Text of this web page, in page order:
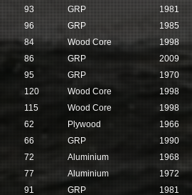
93 GRP 1981
96 GRP 1985
84 Wood Core
1998
86 GRP 2009
95 GRP 1970
120 Wood Core 1998
115 Wood Core 1998
62 Plywood 1966
66 GRP 1990
72 Aluminium 1968
77 Aluminium 1972
91 GRP 1981